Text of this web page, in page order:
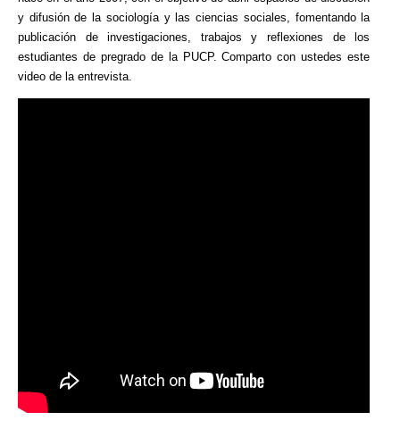
y difusión de la sociología y las ciencias sociales, fomentando la
publicación de investigaciones, trabajos y reflexiones de los
estudiantes de pregrado de la PUCP. Comparto con ustedes este
video de la entrevista.